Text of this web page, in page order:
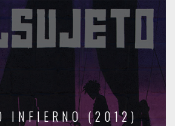
INFIERNO (2012)